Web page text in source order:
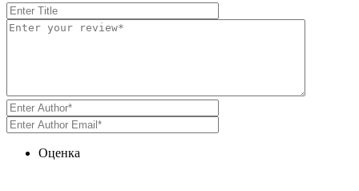
Оценка